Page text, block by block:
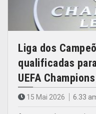
Liga dos
qualificadas
UEFA
15 Mai 2026 6.33